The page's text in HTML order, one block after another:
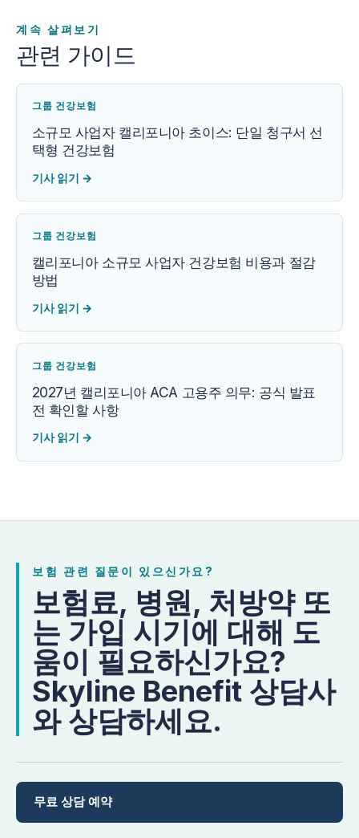
계속 살펴보기
관련 가이드
그룹 건강보험
소규모 사업자 캘리포니아 초이스: 단일 청구서 선
택형 건강보험
기사 읽기 →
그룹 건강보험
캘리포니아 소규모 사업자 건강보험 비용과 절감
방법
기사 읽기 →
그룹 건강보험
2027년 캘리포니아 ACA 고용주 의무: 공식 발표
전 확인할 사항
기사 읽기 →
보험 관련 질문이 있으신가요?
보험료, 병원, 처방약 또
는 가입 시기에 대해 도
움이 필요하신가요?
Skyline Benefit 상담사
와 상담하세요.
무료 상담 예약